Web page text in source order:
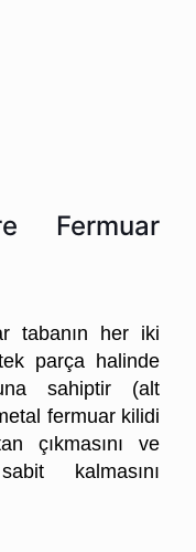
Fermuar
tabanın her iki
parça halinde
sahiptir (alt
fermuar kilidi
çıkmasını ve
kalmasını